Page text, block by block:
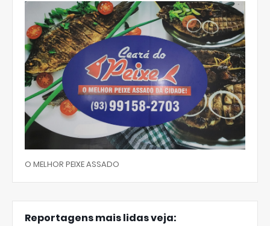
O MELHOR PEIXE ASSADO
Reportagens mais lidas veja: